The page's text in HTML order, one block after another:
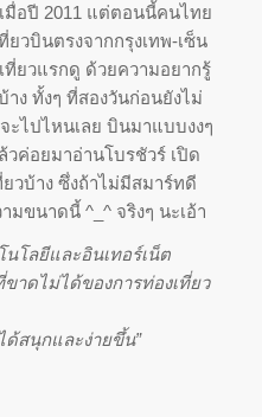
มื่อปี 2011 แต่ตอนนี้คนไทย
ยวบินตรงจากกรุงเทพ-เซ็น
ยวแรกดู ด้วยความอยากรู้
าง ทั้งๆ ที่สองวันก่อนยังไม่
ไปไหนเลย บินมาแบบงงๆ
ค่อยมาอ่านโบรชัวร์ เปิด
ยวบ้าง ซึ่งถ้าไม่มีสมาร์ทดี
ขนาดนี้ ^_^ จริงๆ นะเอ้า
นโลยีและอินเทอร์เน็ต
าดไม่ได้ของการท่องเที่ยว
สนุกและง่ายขึ้น”